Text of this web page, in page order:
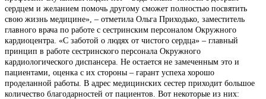
сердцем и желанием помочь другому сможет полностью посвятить
свою жизнь медицине», – отметила Ольга Приходько, заместитель
главного врача по работе с сестринским персоналом Окружного
кардиоцентра. «С заботой о людях от чистого сердца» – главный
принцип в работе сестринского персонала Окружного
кардиологического диспансера. Не остается не замеченным это и
пациентами, оценка с их стороны – гарант успеха хорошо
проделанной работы. В адрес медицинских сестер приходит большое
количество благодарностей от пациентов. Вот некоторые из них: